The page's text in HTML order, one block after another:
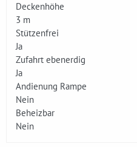
Deckenhöhe
3 m
Stützenfrei
Ja
Zufahrt ebenerdig
Ja
Andienung Rampe
Nein
Beheizbar
Nein